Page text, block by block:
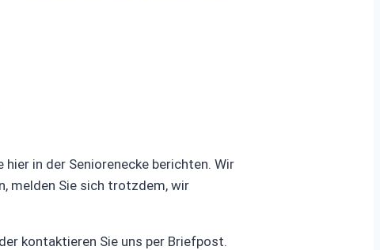
in der Seniorenecke berichten. Wir
melden Sie sich trotzdem, wir
kontaktieren Sie uns per Briefpost.